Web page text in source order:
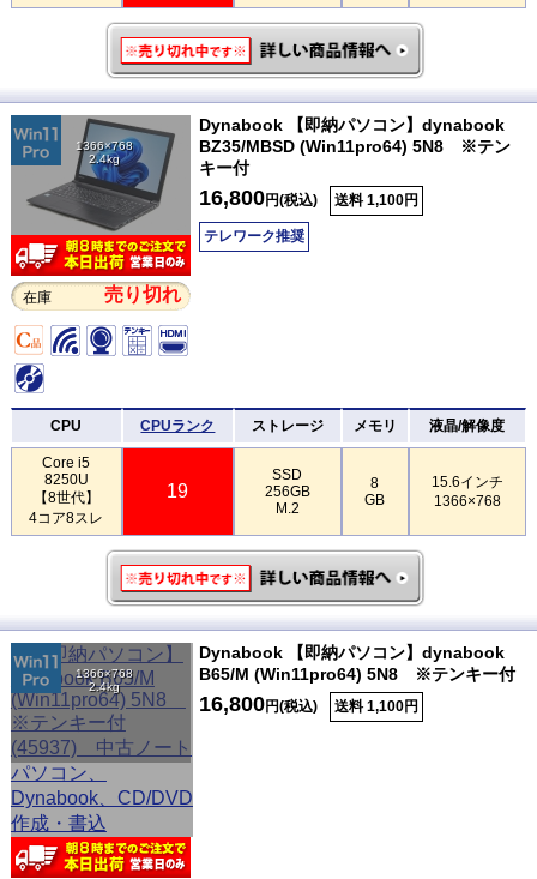
1366×768
2.4kg
在庫 売り切れ
Dynabook 【即納パソコン】dynabook
BZ35/MBSD (Win11pro64) 5N8 ※テン
キー付
16,800円(税込) 送料 1,100円
テレワーク推奨
CPU CPUランク ストレージ メモリ 液晶/解像度
Core i5
8250U
【8世代】
4コア8スレ
19
SSD
256GB
M.2
8
GB
15.6インチ
1366×768
1366×768
2.4kg
Dynabook 【即納パソコン】dynabook
B65/M (Win11pro64) 5N8 ※テンキー付
16,800円(税込) 送料 1,100円